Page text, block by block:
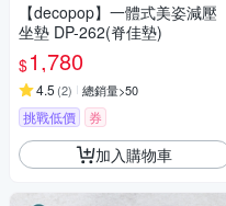
【decopop】一體式美姿減壓
坐墊 DP-262(脊佳墊)
$1,780
4.5 (2) 總銷量>50
挑戰低價 券
加入購物車